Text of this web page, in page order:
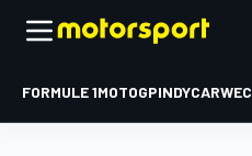
FORMULE 1MOTOGPINDYCARWEC